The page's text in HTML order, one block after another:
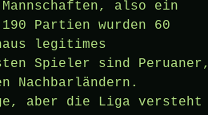
also ein
Partien wurden 60
legitimes
Spieler sind Peruaner,
Nachbarländern.
aber die Liga versteht